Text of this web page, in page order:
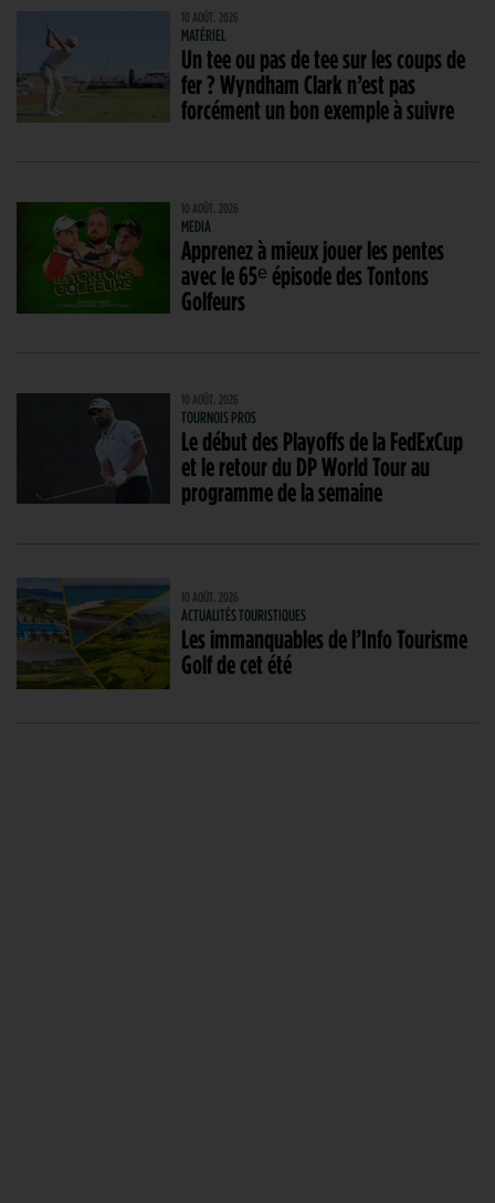
10 AOÛT. 2026
MATÉRIEL
Un tee ou pas de tee sur les coups de
fer ? Wyndham Clark n’est pas
forcément un bon exemple à suivre
10 AOÛT. 2026
MEDIA
Apprenez à mieux jouer les pentes
avec le 65ᵉ épisode des Tontons
Golfeurs
10 AOÛT. 2026
TOURNOIS PROS
Le début des Playoffs de la FedExCup
et le retour du DP World Tour au
programme de la semaine
10 AOÛT. 2026
ACTUALITÉS TOURISTIQUES
Les immanquables de l’Info Tourisme
Golf de cet été